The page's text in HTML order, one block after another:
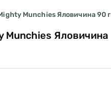
Munchies Яловичина 90 г
Munchies Яловичина